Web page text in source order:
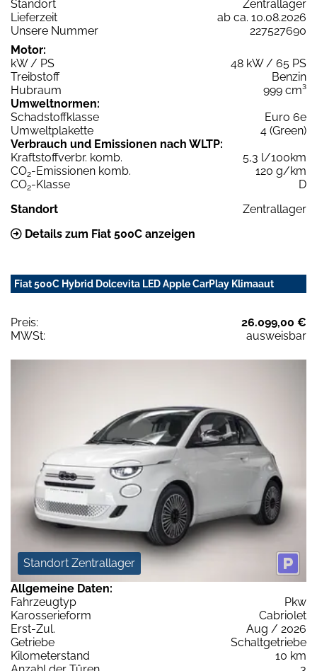
Standort
Zentrallager
Lieferzeit
ab ca. 10.08.2026
Unsere Nummer
227527690
Motor:
kW / PS
48 kW / 65 PS
Treibstoff
Benzin
Hubraum
999 cm³
Umweltnormen:
Schadstoffklasse
Euro 6e
Umweltplakette
4 (Green)
Verbrauch und Emissionen nach WLTP:
Kraftstoffverbr. komb.
5,3 l/100km
CO2-Emissionen komb.
120 g/km
CO2-Klasse
D
Standort
Zentrallager
Details zum Fiat 500C anzeigen
Fiat 500C Hybrid Dolcevita LED Apple CarPlay Klimaaut
Preis:
26.099,00 €
MWSt:
ausweisbar
Standort Zentrallager
Allgemeine Daten:
Fahrzeugtyp
Pkw
Karosserieform
Cabriolet
Erst-Zul.
Aug / 2026
Getriebe
Schaltgetriebe
Kilometerstand
10 km